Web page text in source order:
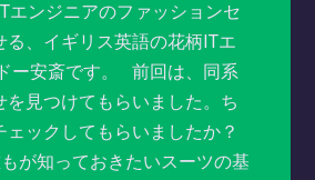
エンジニアのファッションセ
る、イギリス英語の花柄ITエ
ー安斎です。 前回は、同系
を見つけてもらいました。ち
ェックしてもらいましたか？
が知っておきたいスーツの基